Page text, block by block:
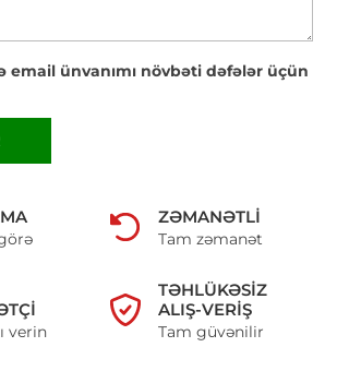
email ünvanımı növbəti dəfələr üçün
ZƏMANƏTLI
Tam zəmanət
verin
TƏHLÜKƏSIZ
ALIŞ-VERIŞ
Tam güvənilir